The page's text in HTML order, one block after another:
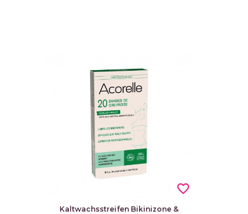
Kaltwachsstreifen Bikinizone &
favorite_border